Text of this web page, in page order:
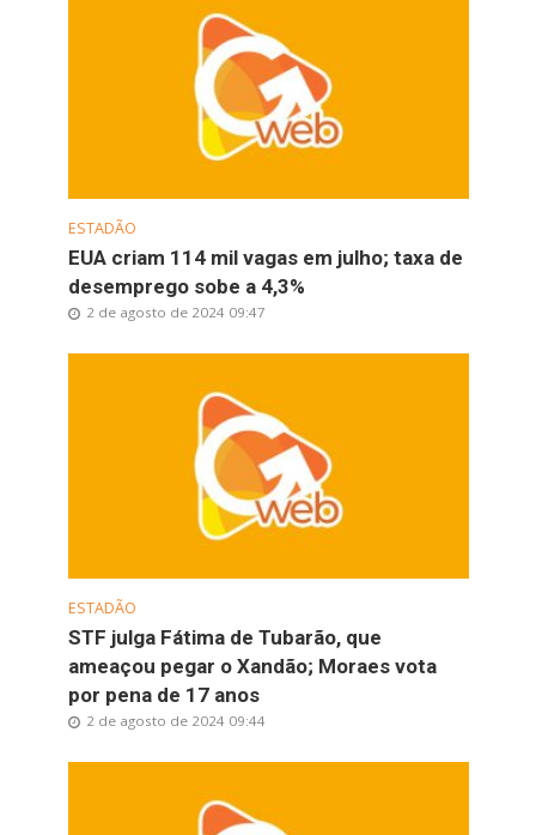
ESTADÃO
EUA criam 114 mil vagas em julho; taxa de
desemprego sobe a 4,3%
2 de agosto de 2024 09:47
ESTADÃO
STF julga Fátima de Tubarão, que
ameaçou pegar o Xandão; Moraes vota
por pena de 17 anos
2 de agosto de 2024 09:44